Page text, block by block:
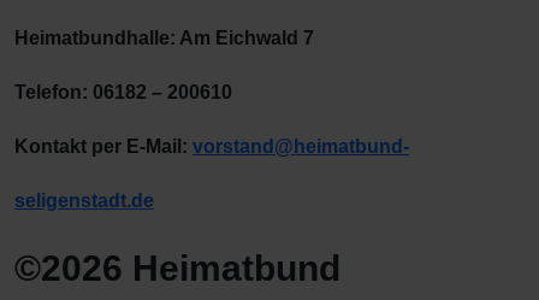
Heimatbundhalle: Am Eichwald 7
Telefon: 06182 – 200610
Kontakt per E-Mail: vorstand@heimatbund-
seligenstadt.de
©2026 Heimatbund